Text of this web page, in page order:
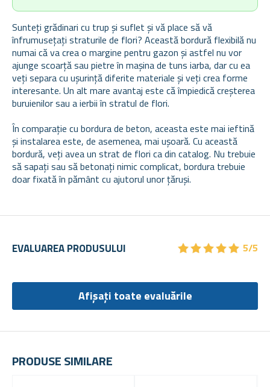
Sunteți grădinari cu trup și suflet și vă place să vă
înfrumusețați straturile de flori? Această bordură flexibilă nu
numai că va crea o margine pentru gazon și astfel nu vor
ajunge scoarță sau pietre în mașina de tuns iarba, dar cu ea
veți separa cu ușurință diferite materiale și veți crea forme
interesante. Un alt mare avantaj este că împiedică creșterea
buruienilor sau a ierbii în stratul de flori.
În comparație cu bordura de beton, aceasta este mai ieftină
și instalarea este, de asemenea, mai ușoară. Cu această
bordură, veți avea un strat de flori ca din catalog. Nu trebuie
să sapați sau să betonați nimic complicat, bordura trebuie
doar fixată în pământ cu ajutorul unor țăruși.
PRODUSE SIMILARE
EVALUAREA PRODUSULUI ★★★★★
★★★★★ 5/5
Afișați toate evaluările